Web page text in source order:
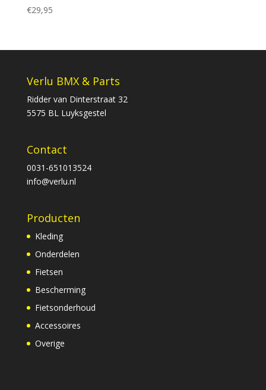
€29,95
Verlu BMX & Parts
Ridder van Dinterstraat 32
5575 BL Luyksgestel
Contact
0031-651013524
info@verlu.nl
Producten
Kleding
Onderdelen
Fietsen
Bescherming
Fietsonderhoud
Accessoires
Overige